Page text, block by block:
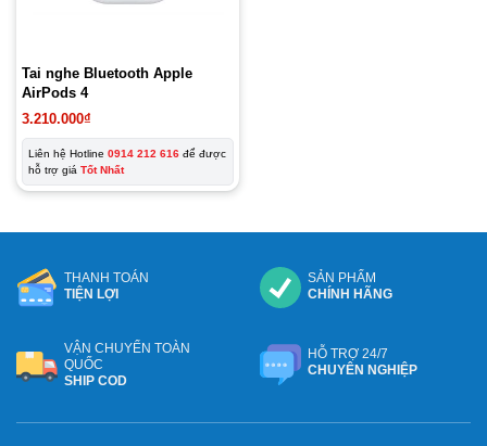
Tai nghe Bluetooth Apple
AirPods 4
3.210.000₫
Liên hệ Hotline 0914 212 616 để được
hỗ trợ giá Tốt Nhất
THANH TOÁN
TIỆN LỢI
SẢN PHẨM
CHÍNH HÃNG
VẬN CHUYỂN TOÀN
QUỐC
SHIP COD
HỖ TRỢ 24/7
CHUYÊN NGHIỆP